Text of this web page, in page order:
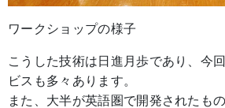
ワークショップの様子
こうした技術は日進月歩であり、今
ビスも多々あります。
また、大半が英語圏で開発されたも